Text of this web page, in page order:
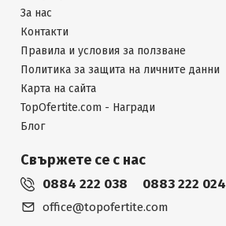
За нас
Контакти
Правила и условия за ползване
Политика за защита на личните данни
Карта на сайта
TopOfertite.com - Награди
Блог
Свържете се с нас
0884 222 038 0883 222 024
office@topofertite.com